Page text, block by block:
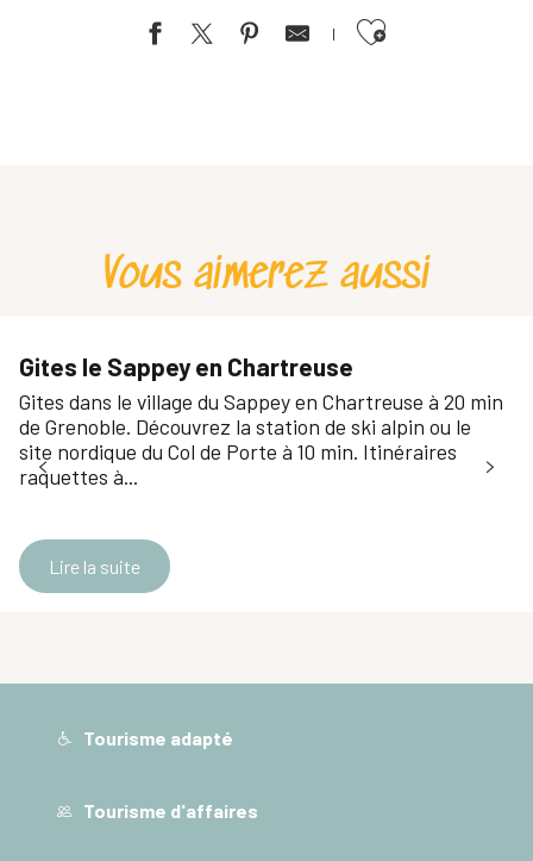
Ajouter aux favoris
Gîte au cœur des vignes du Domaine Maréchal
Le Sappeyard
Le Passage, gîtes en Chartreuse - Le Dauphin
Résidence les 3 Sommets au Col de Porte - appartement
Aux fruits de la Treille - Gîte Ferme
Vous aimerez aussi
Gites le Sappey en Chartreuse
Gites dans le village du Sappey en Chartreuse à 20 min
de Grenoble. Découvrez la station de ski alpin ou le
site nordique du Col de Porte à 10 min. Itinéraires
raquettes à...
Lire la suite
Tourisme adapté
Tourisme d'affaires